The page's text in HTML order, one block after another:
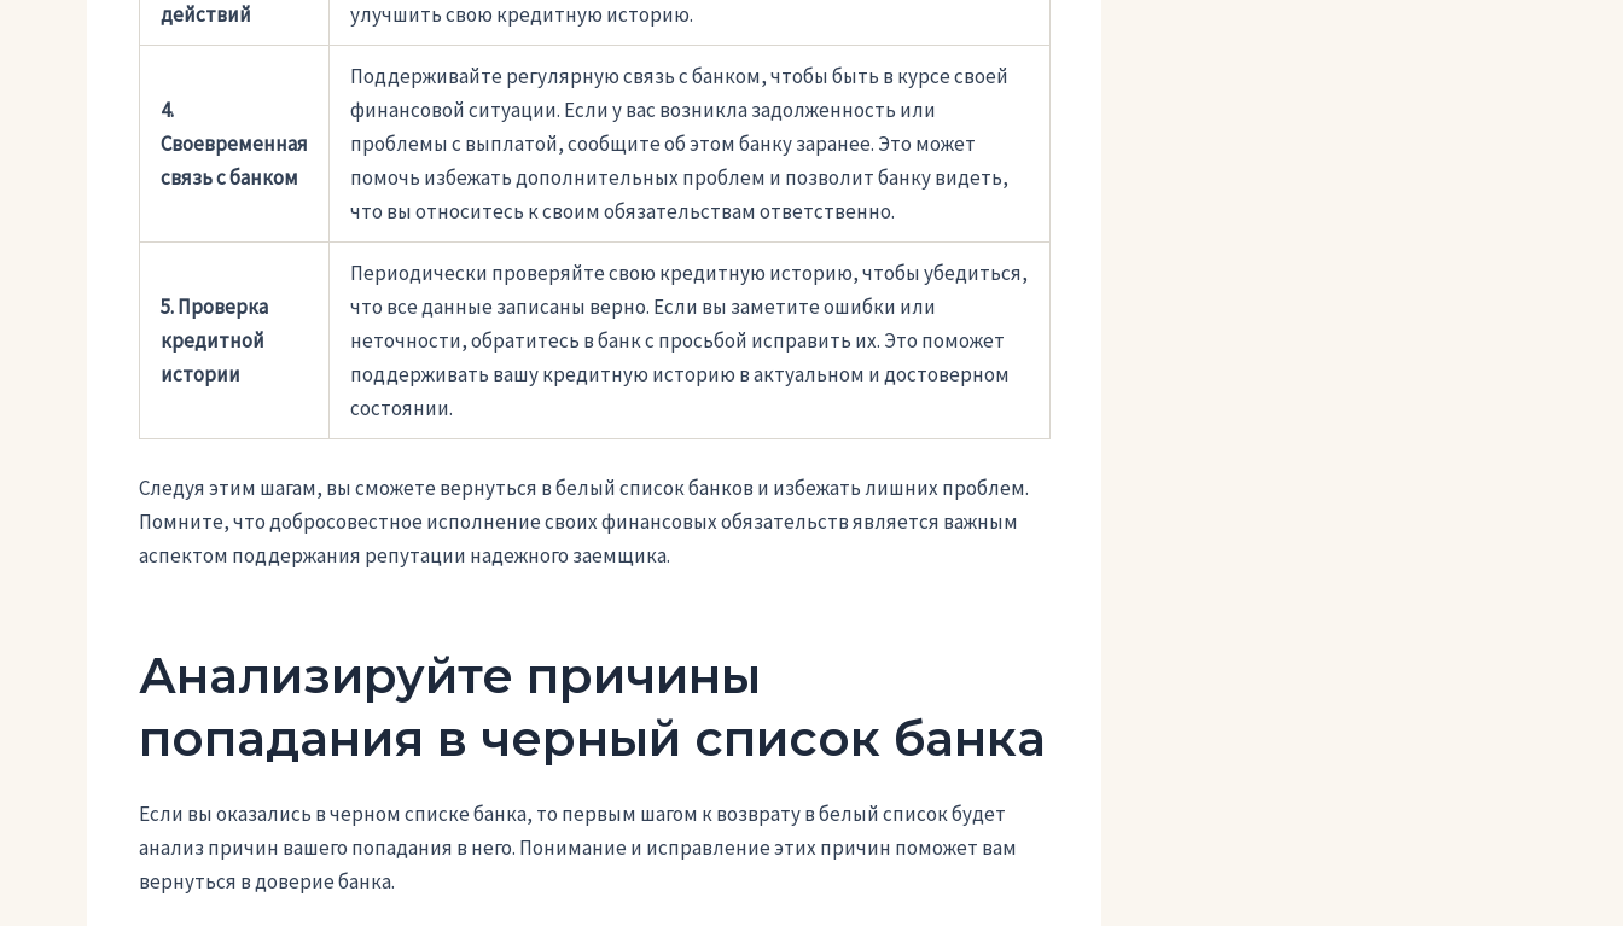
действий
улучшить свою кредитную историю.
4.
Своевременная
связь с банком
Поддерживайте регулярную связь с банком, чтобы быть в курсе своей
финансовой ситуации. Если у вас возникла задолженность или
проблемы с выплатой, сообщите об этом банку заранее. Это может
помочь избежать дополнительных проблем и позволит банку видеть,
что вы относитесь к своим обязательствам ответственно.
5. Проверка
кредитной
истории
Периодически проверяйте свою кредитную историю, чтобы убедиться,
что все данные записаны верно. Если вы заметите ошибки или
неточности, обратитесь в банк с просьбой исправить их. Это поможет
поддерживать вашу кредитную историю в актуальном и достоверном
состоянии.
Следуя этим шагам, вы сможете вернуться в белый список банков и избежать лишних проблем.
Помните, что добросовестное исполнение своих финансовых обязательств является важным
аспектом поддержания репутации надежного заемщика.
Анализируйте причины
попадания в черный список банка
Если вы оказались в черном списке банка, то первым шагом к возврату в белый список будет
анализ причин вашего попадания в него. Понимание и исправление этих причин поможет вам
вернуться в доверие банка.